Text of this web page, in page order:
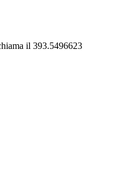
il 393.5496623